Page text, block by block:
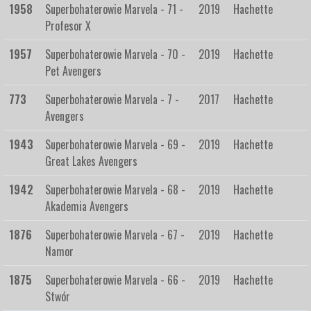
1958
Superbohaterowie Marvela - 71 -
Profesor X
2019 Hachette
1957
Superbohaterowie Marvela - 70 -
Pet Avengers
2019 Hachette
773
Superbohaterowie Marvela - 7 -
Avengers
2017 Hachette
1943
Superbohaterowie Marvela - 69 -
Great Lakes Avengers
2019 Hachette
1942
Superbohaterowie Marvela - 68 -
Akademia Avengers
2019 Hachette
1876
Superbohaterowie Marvela - 67 -
Namor
2019 Hachette
1875
Superbohaterowie Marvela - 66 -
Stwór
2019 Hachette